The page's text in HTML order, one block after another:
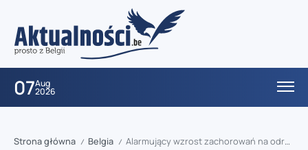
07Aug
2026
Strona główna / Belgia / Alarmujący wzrost zachorowań na odrę – ostrzeżenie przed feriami zimowymi